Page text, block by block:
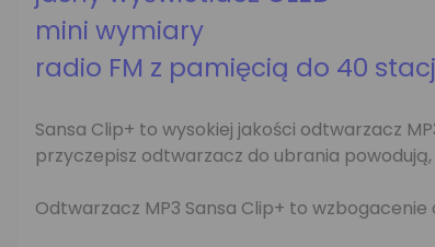
mini wymiary
radio FM z pamięcią do 40
Sansa Clip+ to wysokiej jakości odtwarzacz
przyczepisz odtwarzacz do ubrania
Odtwarzacz MP3 Sansa Clip+ to